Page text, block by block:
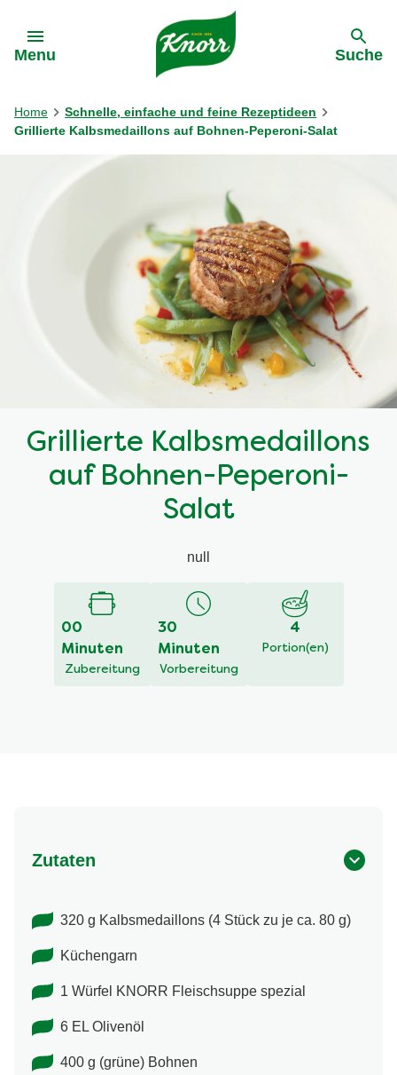
Menu Suche
Home
Schnelle, einfache und feine Rezeptideen
Grillierte Kalbsmedaillons auf Bohnen-Peperoni-Salat
Grillierte Kalbsmedaillons
auf Bohnen-Peperoni-
Salat
null
00
Minuten
Zubereitung
30
Minuten
Vorbereitung
4
Portion(en)
Zutaten
320 g Kalbsmedaillons (4 Stück zu je ca. 80 g)
Küchengarn
1 Würfel KNORR Fleischsuppe spezial
6 EL Olivenöl
400 g (grüne) Bohnen